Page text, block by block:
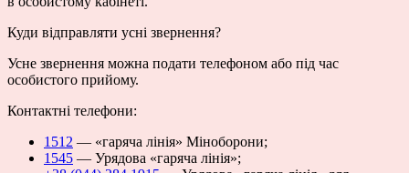
Куди відправляти усні звернення?
Усне звернення можна подати телефоном або під час
особистого прийому.
Контактні телефони:
1512 — «гаряча лінія» Міноборони;
1545 — Урядова «гаряча лінія»;